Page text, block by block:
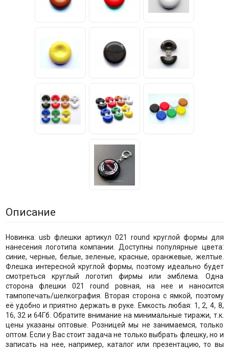
Описание
Новинка: usb флешки артикул 021 round круглой формы для
нанесения логотипа компании. Доступны популярные цвета:
синие, черные, белые, зеленые, красные, оранжевые, желтые.
Флешка интересной круглой формы, поэтому идеально будет
смотреться круглый логотип фирмы или эмблема. Одна
сторона флешки 021 round ровная, на нее и наносится
тампопечать/шелкография. Вторая сторона с ямкой, поэтому
её удобно и приятно держать в руке. Емкость любая: 1, 2, 4, 8,
16, 32 и 64Гб. Обратите внимание на минимальные тиражи, т.к.
цены указаны оптовые. Розницей мы не занимаемся, только
оптом. Если у Вас стоит задача не только выбрать флешку, но и
записать на нее, например, каталог или презентацию, то вы